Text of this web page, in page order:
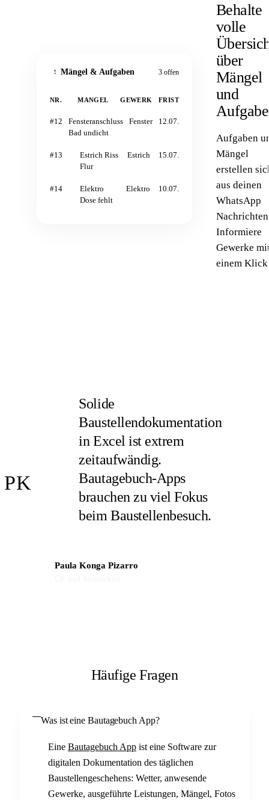
Behalte
volle
über
Mängel
und
Aufgaben
Mängel
erstellen
aus deinen
WhatsApp
Informiere
Gewerke
einem
! Mängel & Aufgaben 3 offen
NR. MANGEL GEWERK FRIST
#12
Fensteranschluss
Bad undicht
Fenster 12.07.
#13
Estrich Riss
Flur
Estrich 15.07.
#14
Elektro
Dose fehlt
Elektro 10.07.
PK
Solide
Baustellendokumentation
in Excel ist extrem
zeitaufwändig.
Bautagebuch-Apps
brauchen zu viel Fokus
beim Baustellenbesuch.
Paula Konga Pizarro
Häufige Fragen
Was ist eine Bautagebuch App?
Eine Bautagebuch App ist eine Software zur
digitalen Dokumentation des täglichen
Baustellengeschehens: Wetter, anwesende
Gewerke, ausgeführte Leistungen, Mängel, Fotos